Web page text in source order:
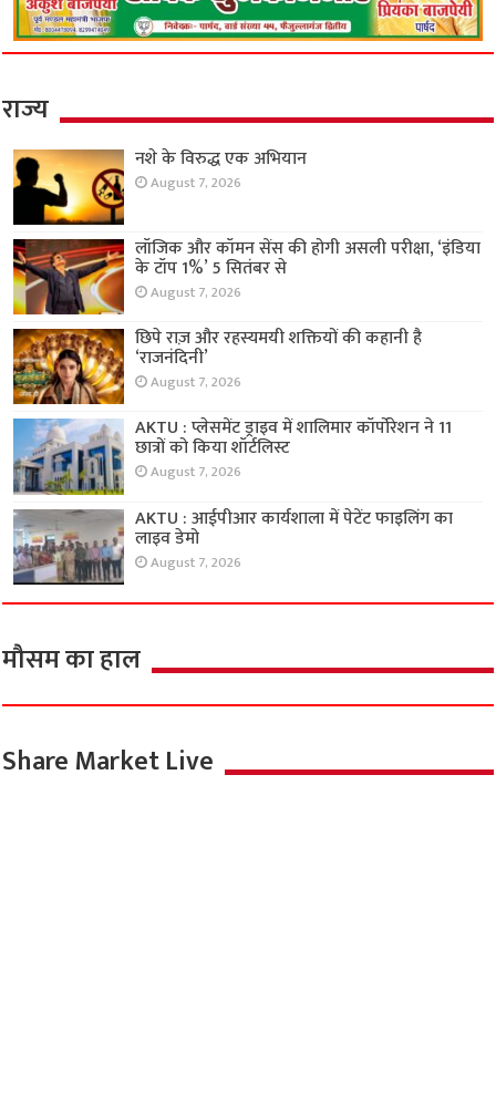
राज्य
नशे के विरुद्ध एक अभियान
August 7, 2026
लॉजिक और कॉमन सेंस की होगी असली परीक्षा, ‘इंडिया
के टॉप 1%’ 5 सितंबर से
August 7, 2026
छिपे राज़ और रहस्यमयी शक्तियों की कहानी है
‘राजनंदिनी’
August 7, 2026
AKTU : प्लेसमेंट ड्राइव में शालिमार कॉर्पोरेशन ने 11
छात्रों को किया शॉर्टलिस्ट
August 7, 2026
AKTU : आईपीआर कार्यशाला में पेटेंट फाइलिंग का
लाइव डेमो
August 7, 2026
मौसम का हाल
Share Market Live